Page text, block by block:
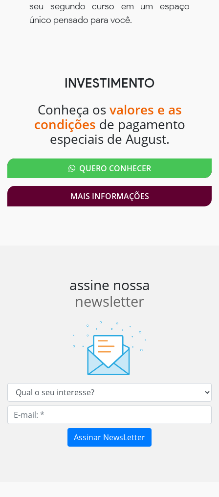
seu segundo curso em um espaço
único pensado para você.
INVESTIMENTO
Conheça os valores e as
condições de pagamento
especiais de August.
QUERO CONHECER
MAIS INFORMAÇÕES
assine nossa
newsletter